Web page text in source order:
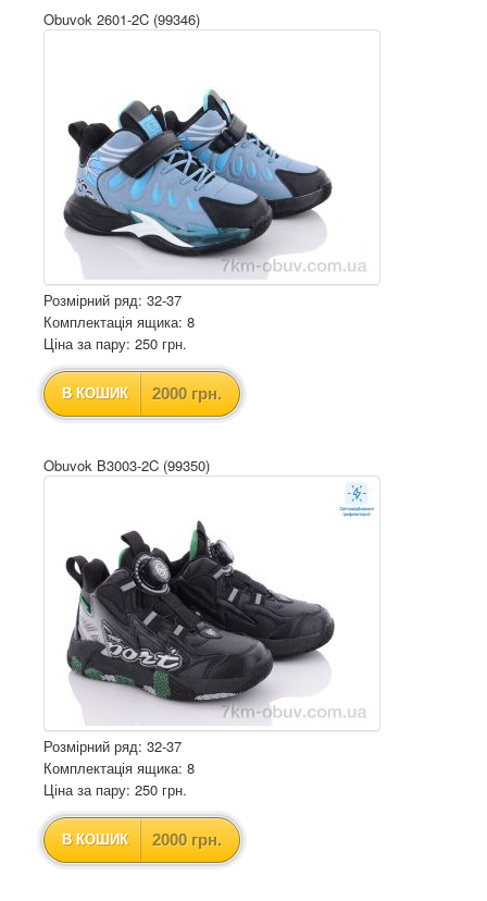
Obuvok 2601-2C (99346)
Розмірний ряд: 32-37
Комплектація ящика: 8
Ціна за пару: 250 грн.
В КОШИК 2000 грн.
Obuvok B3003-2C (99350)
Розмірний ряд: 32-37
Комплектація ящика: 8
Ціна за пару: 250 грн.
В КОШИК 2000 грн.